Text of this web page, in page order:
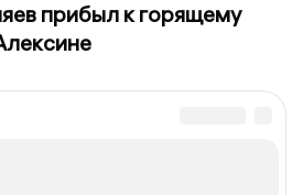
прибыл к горящему